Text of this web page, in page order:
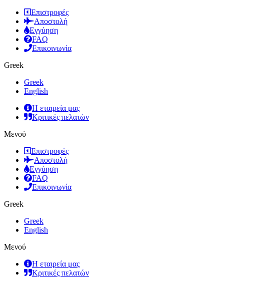
Επιστροφές
Αποστολή
Εγγύηση
FAQ
Επικοινωνία
Greek
Greek
English
Η εταιρεία μας
Κριτικές πελατών
Μενού
Επιστροφές
Αποστολή
Εγγύηση
FAQ
Επικοινωνία
Greek
Greek
English
Μενού
Η εταιρεία μας
Κριτικές πελατών